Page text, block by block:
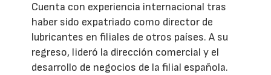
Cuenta con experiencia internacional tras
haber sido expatriado como director de
lubricantes en filiales de otros países. A su
regreso, lideró la dirección comercial y el
desarrollo de negocios de la filial española.